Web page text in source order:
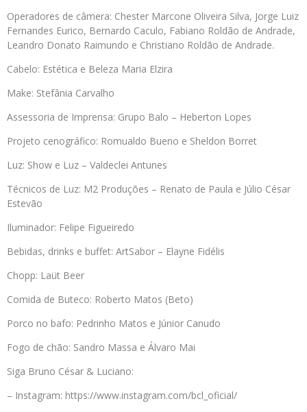
Operadores de câmera: Chester Marcone Oliveira Silva, Jorge Luiz
Fernandes Eurico, Bernardo Caculo, Fabiano Roldão de Andrade,
Leandro Donato Raimundo e Christiano Roldão de Andrade.
Cabelo: Estética e Beleza Maria Elzira
Make: Stefânia Carvalho
Assessoria de Imprensa: Grupo Balo – Heberton Lopes
Projeto cenográfico: Romualdo Bueno e Sheldon Borret
Luz: Show e Luz – Valdeclei Antunes
Técnicos de Luz: M2 Produções – Renato de Paula e Júlio César
Estevão
Iluminador: Felipe Figueiredo
Bebidas, drinks e buffet: ArtSabor – Elayne Fidélis
Chopp: Laüt Beer
Comida de Buteco: Roberto Matos (Beto)
Porco no bafo: Pedrinho Matos e Júnior Canudo
Fogo de chão: Sandro Massa e Álvaro Mai
Siga Bruno César & Luciano:
– Instagram: https://www.instagram.com/bcl_oficial/